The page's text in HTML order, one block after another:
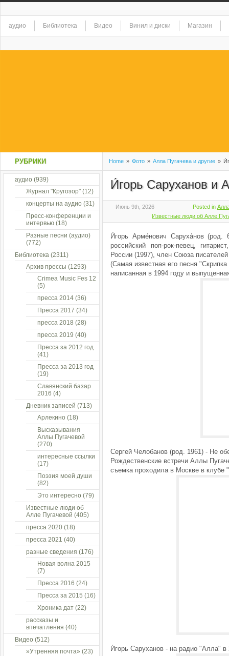
аудио Библиотека Видео Винил и диски Магазин
Home » Фото » Алла Пугачева и другие »
И́горь Саруханов и
Июнь 9th, 2026 Posted in
Известные люди об Алле
И́горь Арме́нович Саруха́нов
российский поп-рок-певец,
России (1997), член Союза
(Самая известная его песня
написанная в 1994 году и
Сергей Челобанов (род. 1961) - Не
Рождественские встречи Аллы
съемка проходила в Москве в клубе
И́горь Саруханов - на радио "Алла" в
РУБРИКИ
аудио (939)
Журнал "Кругозор" (12)
концерты на аудио (31)
Пресс-конференции и
интервью (18)
Разные песни (аудио)
(772)
Библиотека (2311)
Архив прессы (1293)
Crimea Music Fes 12
(5)
пресса 2014 (36)
Пресса 2017 (34)
пресса 2018 (28)
пресса 2019 (40)
Пресса за 2012 год
(41)
Пресса за 2013 год
(19)
Славянский базар
2016 (4)
Дневник записей (713)
Арлекино (18)
Высказывания
Аллы Пугачевой
(270)
интересные ссылки
(17)
Поэзия моей души
(82)
Это интересно (79)
Известные люди об
Алле Пугачевой (405)
пресса 2020 (18)
пресса 2021 (40)
разные сведения (176)
Новая волна 2015
(7)
Пресса 2016 (24)
Пресса за 2015 (16)
Хроника дат (22)
рассказы и
впечатления (40)
Видео (512)
»Утренняя почта» (23)